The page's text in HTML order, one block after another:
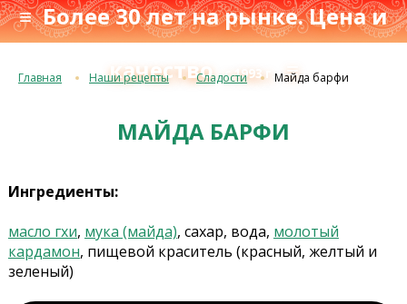
≡ Более 30 лет на рынке. Цена и
качествос 1993 г.≡
Главная Наши рецепты Сладости Майда барфи
МАЙДА БАРФИ
Ингредиенты:
масло гхи, мука (майда), сахар, вода, молотый
кардамон, пищевой краситель (красный, желтый и
зеленый)